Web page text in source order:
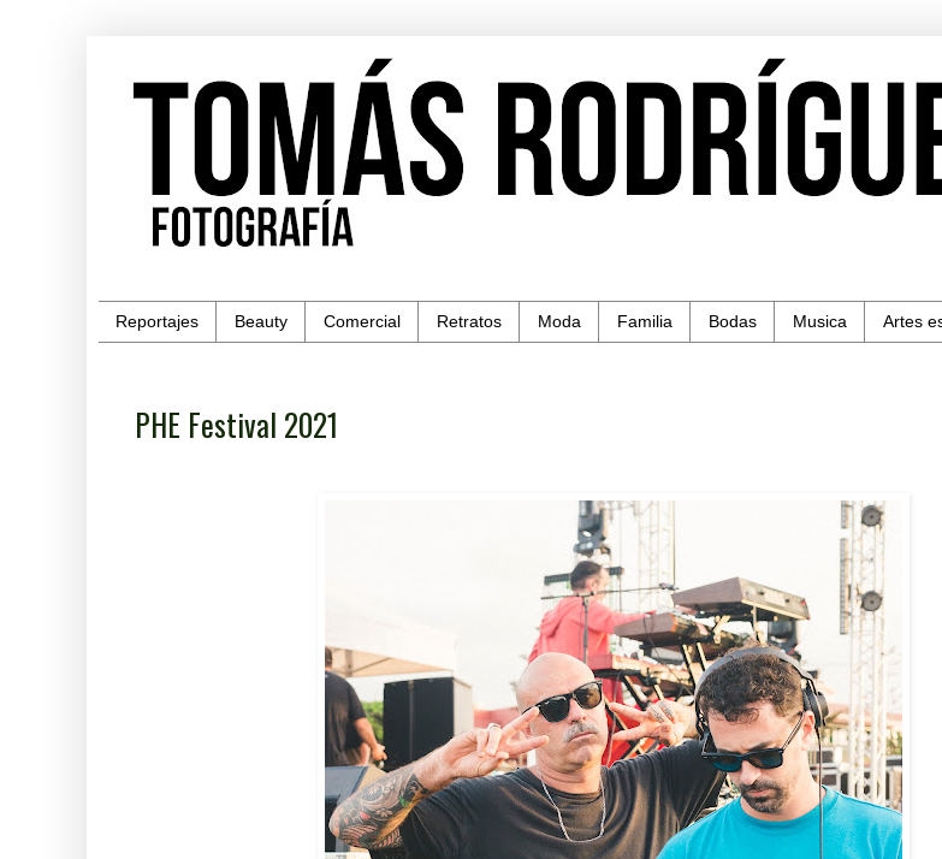
Reportajes Beauty Comercial Retratos Moda Familia Bodas Musica Artes
PHE Festival 2021